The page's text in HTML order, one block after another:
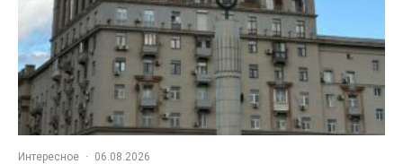
Интересное · 06.08.2026